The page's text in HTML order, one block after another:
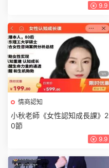
9.9
情商認知
小秋老師《女性認知成長課》2
0節
9.9